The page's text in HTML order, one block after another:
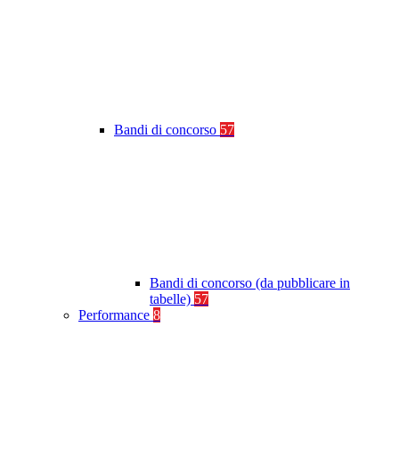
Bandi di concorso 57
Bandi di concorso (da pubblicare in
tabelle) 57
Performance 8